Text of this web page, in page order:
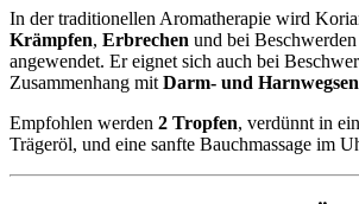
In der traditionellen Aromatherapie wird
Krämpfen, Erbrechen und bei
angewendet. Er eignet sich auch bei
Zusammenhang mit Darm- und
Empfohlen werden 2 Tropfen, verdünnt in
Trägeröl, und eine sanfte Bauchmassage im